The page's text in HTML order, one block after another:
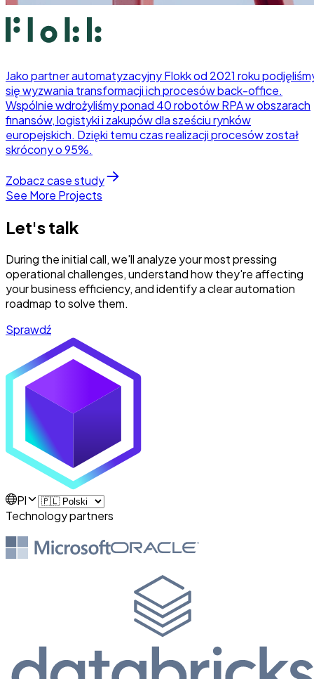
Jako partner automatyzacyjny Flokk od 2021 roku
się wyzwania transformacji ich procesów back-office.
Wspólnie wdrożyliśmy ponad 40 robotów RPA w obszarach
finansów, logistyki i zakupów dla sześciu rynków
europejskich. Dzięki temu czas realizacji procesów został
skrócony o 95%.
Zobacz case study
See More Projects
Let's talk
During the initial call, we'll analyze your most pressing
operational challenges, understand how they're affecting
your business efficiency, and identify a clear automation
roadmap to solve them.
Sprawdź
Pl
Technology partners